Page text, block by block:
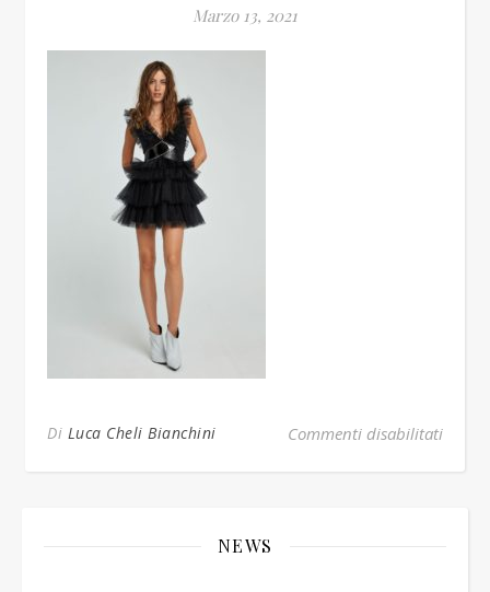
Marzo 13, 2021
Di Luca Cheli Bianchini Commenti disabilitatisu
NEWS